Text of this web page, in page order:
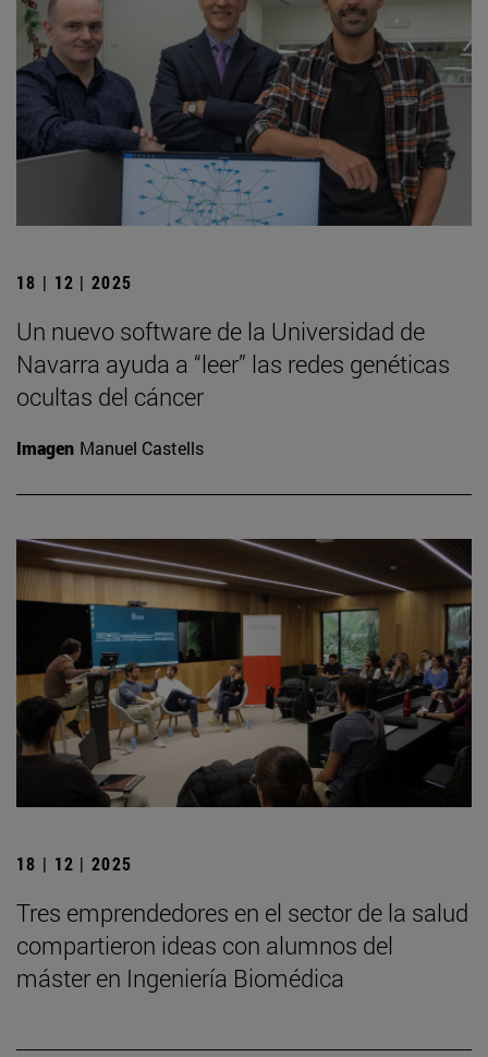
18 | 12 | 2025
Un nuevo software de la Universidad de
Navarra ayuda a “leer” las redes genéticas
ocultas del cáncer
Imagen Manuel Castells
18 | 12 | 2025
Tres emprendedores en el sector de la salud
compartieron ideas con alumnos del
máster en Ingeniería Biomédica